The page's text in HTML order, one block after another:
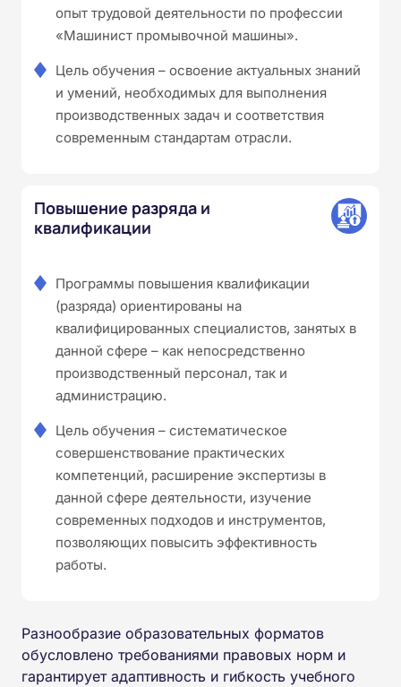
опыт трудовой деятельности по профессии
«Машинист промывочной машины».
Цель обучения – освоение актуальных знаний
и умений, необходимых для выполнения
производственных задач и соответствия
современным стандартам отрасли.
Повышение разряда и
квалификации
Программы повышения квалификации
(разряда) ориентированы на
квалифицированных специалистов, занятых в
данной сфере – как непосредственно
производственный персонал, так и
администрацию.
Цель обучения – систематическое
совершенствование практических
компетенций, расширение экспертизы в
данной сфере деятельности, изучение
современных подходов и инструментов,
позволяющих повысить эффективность
работы.
Разнообразие образовательных форматов
обусловлено требованиями правовых норм и
гарантирует адаптивность и гибкость учебного